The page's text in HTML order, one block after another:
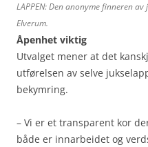
LAPPEN: Den anonyme finneren
Elverum.
Åpenhet viktig
Utvalget mener at det
utførelsen av selve
bekymring.
– Vi er et transparent kor
både er innarbeidet og